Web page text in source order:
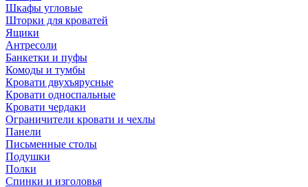
Шкафы угловые
Шторки для кроватей
Ящики
Антресоли
Банкетки и пуфы
Комоды и тумбы
Кровати двухъярусные
Кровати односпальные
Кровати чердаки
Ограничители кровати и чехлы
Панели
Письменные столы
Подушки
Полки
Спинки и изголовья